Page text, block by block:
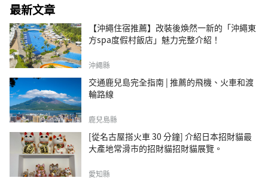
最新文章
【沖繩住宿推薦】改裝後煥然一新的「沖繩東
方spa度假村飯店」魅力完整介紹！
沖繩縣
交通鹿兒島完全指南 | 推薦的飛機、火車和渡
輪路線
鹿兒島縣
[從名古屋搭火車 30 分鐘] 介紹日本招財貓最
大產地常滑市的招財貓招財貓展覽。
愛知縣